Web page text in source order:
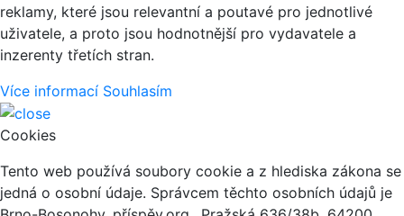
reklamy, které jsou relevantní a poutavé pro jednotlivé
uživatele, a proto jsou hodnotnější pro vydavatele a
inzerenty třetích stran.
Více informací Souhlasím
Cookies
Tento web používá soubory cookie a z hlediska zákona se
jedná o osobní údaje. Správcem těchto osobních údajů je